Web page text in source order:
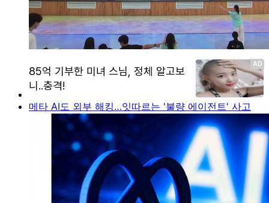
메타 AI도 외부 해킹…잇따르는 '불량 에이전트' 사고